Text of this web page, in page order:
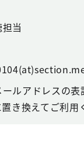
当
ルアドレスの表
き換えてご利用